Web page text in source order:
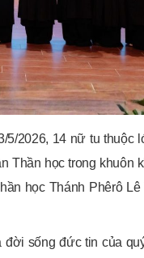
2026, 14 nữ tu thuộc
Thần học trong khuôn
học Thánh Phêrô
sống đức tin của